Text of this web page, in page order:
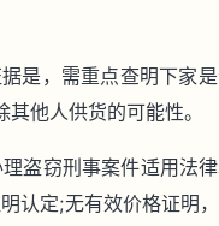
，需重点查明下家
他人供货的可能性。
盗窃刑事案件适用法
认定;无有效价格证明